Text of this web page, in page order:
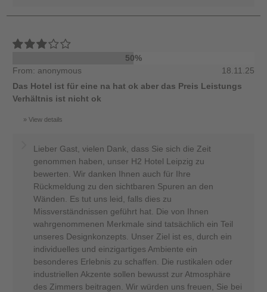
50%
From: anonymous
18.11.25
Das Hotel ist für eine na hat ok aber das Preis Leistungs
Verhältnis ist nicht ok
View details
Lieber Gast, vielen Dank, dass Sie sich die Zeit
genommen haben, unser H2 Hotel Leipzig zu
bewerten. Wir danken Ihnen auch für Ihre
Rückmeldung zu den sichtbaren Spuren an den
Wänden. Es tut uns leid, falls dies zu
Missverständnissen geführt hat. Die von Ihnen
wahrgenommenen Merkmale sind tatsächlich ein Teil
unseres Designkonzepts. Unser Ziel ist es, durch ein
individuelles und einzigartiges Ambiente ein
besonderes Erlebnis zu schaffen. Die rustikalen oder
industriellen Akzente sollen bewusst zur Atmosphäre
des Zimmers beitragen. Wir würden uns freuen, Sie bei